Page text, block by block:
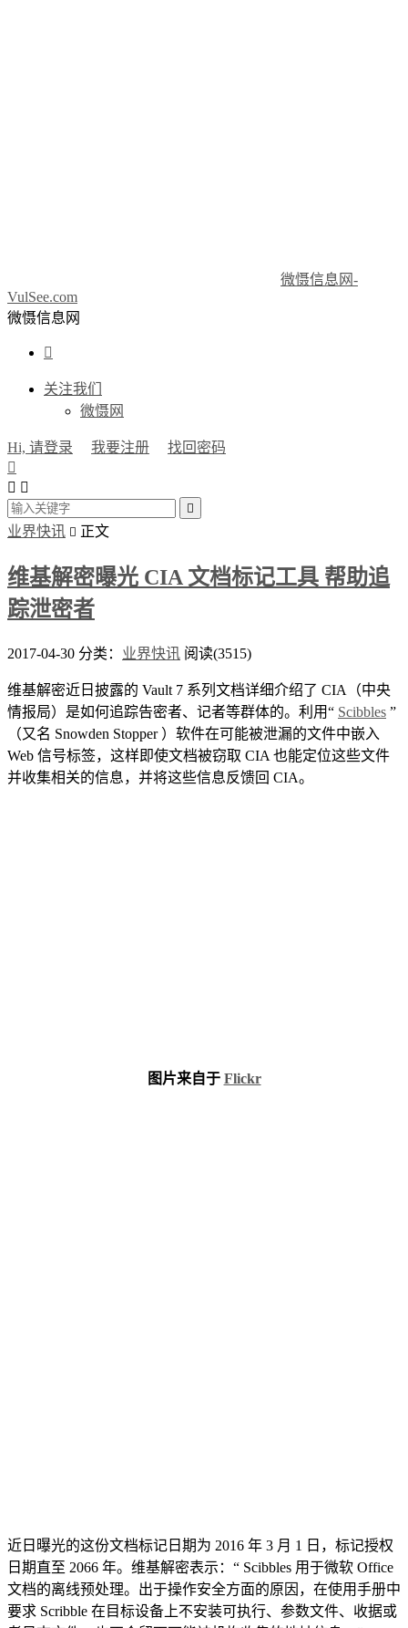
微慑信息网-
VulSee.com
微慑信息网

关注我们
微慑网
Hi, 请登录 我要注册
找回密码

 

业界快讯  正文
维基解密曝光 CIA 文档标记工具 帮助追
踪泄密者
2017-04-30 分类： 业界快讯 阅读(3515)
维基解密近日披露的 Vault 7 系列文档详细介绍了 CIA（中央
情报局）是如何追踪告密者、记者等群体的。利用“ Scibbles ”
（又名 Snowden Stopper ）软件在可能被泄漏的文件中嵌入
Web 信号标签，这样即使文档被窃取 CIA 也能定位这些文件
并收集相关的信息，并将这些信息反馈回 CIA。
图片来自于 Flickr
近日曝光的这份文档标记日期为 2016 年 3 月 1 日，标记授权
日期直至 2066 年。维基解密表示：“ Scibbles 用于微软 Office
文档的离线预处理。出于操作安全方面的原因，在使用手册中
要求 Scribble 在目标设备上不安装可执行、参数文件、收据或